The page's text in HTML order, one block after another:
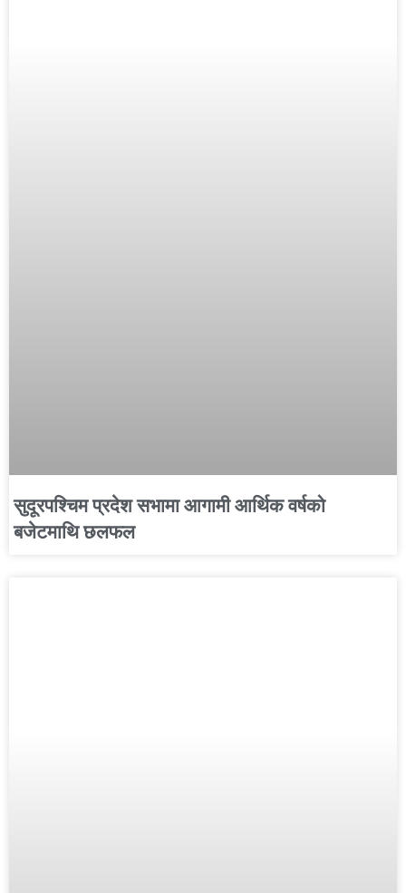
सुदूरपश्चिम प्रदेश सभामा आगामी आर्थिक वर्षको
बजेटमाथि छलफल